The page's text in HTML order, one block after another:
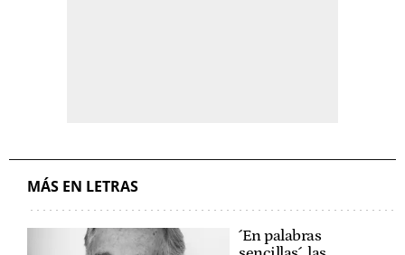
MÁS EN LETRAS
´En palabras